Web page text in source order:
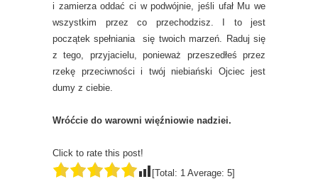
i zamierza oddać ci w podwójnie, jeśli ufał Mu we
wszystkim przez co przechodzisz. I to jest
początek spełniania się twoich marzeń. Raduj się
z tego, przyjacielu, ponieważ przeszedłeś przez
rzekę przeciwności i twój niebiański Ojciec jest
dumy z ciebie.
Wróćcie do warowni więźniowie nadziei.
Click to rate this post!
[Total: 1 Average: 5]